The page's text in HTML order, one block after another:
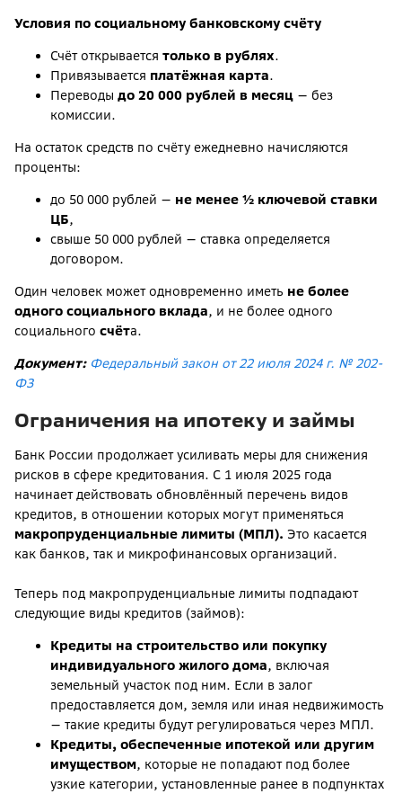
Условия по социальному банковскому счёту
Счёт открывается только в рублях.
Привязывается платёжная карта.
Переводы до 20 000 рублей в месяц — без
комиссии.
На остаток средств по счёту ежедневно начисляются
проценты:
до 50 000 рублей — не менее ½ ключевой ставки
ЦБ,
свыше 50 000 рублей — ставка определяется
договором.
Один человек может одновременно иметь не более
одного социального вклада, и не более одного
социального счёта.
Документ: Федеральный закон от 22 июля 2024 г. № 202-
ФЗ
Ограничения на ипотеку и займы
Банк России продолжает усиливать меры для снижения
рисков в сфере кредитования. С 1 июля 2025 года
начинает действовать обновлённый перечень видов
кредитов, в отношении которых могут применяться
макропруденциальные лимиты (МПЛ). Это касается
как банков, так и микрофинансовых организаций.
Теперь под макропруденциальные лимиты подпадают
следующие виды кредитов (займов):
Кредиты на строительство или покупку
индивидуального жилого дома, включая
земельный участок под ним. Если в залог
предоставляется дом, земля или иная недвижимость
— такие кредиты будут регулироваться через МПЛ.
Кредиты, обеспеченные ипотекой или другим
имуществом, которые не попадают под более
узкие категории, установленные ранее в подпунктах